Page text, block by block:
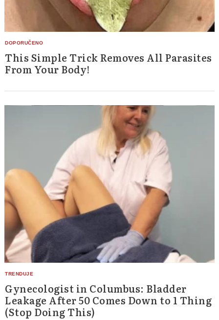
This Simple Trick Removes All Parasites
From Your Body!
Gynecologist in Columbus: Bladder
Leakage After 50 Comes Down to 1 Thing
(Stop Doing This)